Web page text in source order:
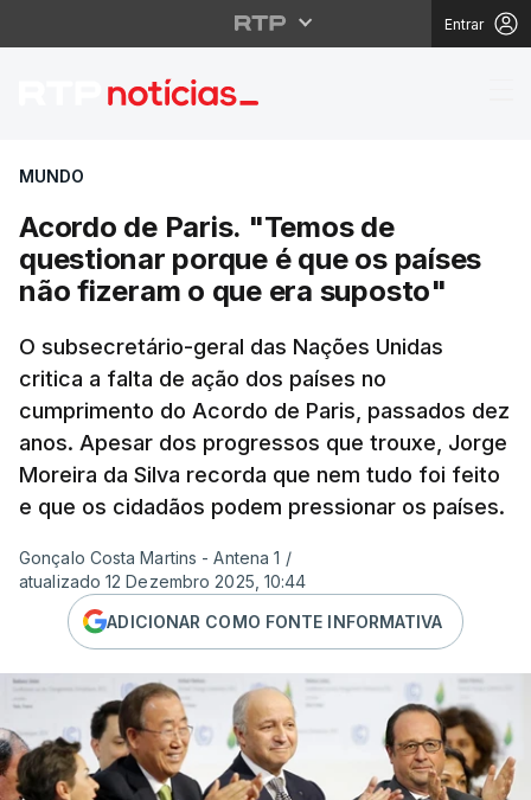
Entrar
Acordo de Paris.
MUNDO
Acordo de Paris. "Temos de
questionar porque é que os países
não fizeram o que era suposto"
O subsecretário-geral das Nações Unidas
critica a falta de ação dos países no
cumprimento do Acordo de Paris, passados dez
anos. Apesar dos progressos que trouxe, Jorge
Moreira da Silva recorda que nem tudo foi feito
e que os cidadãos podem pressionar os países.
Gonçalo Costa Martins - Antena 1 /
atualizado 12 Dezembro 2025, 10:44
ADICIONAR COMO FONTE INFORMATIVA